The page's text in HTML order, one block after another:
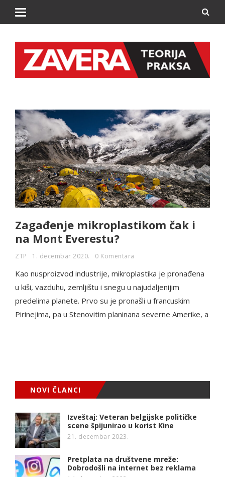
Zagađenje mikroplastikom čak i
na Mont Everestu?
ZTP 1. decembar 2020. 0 Komentara
Kao nusproizvod industrije, mikroplastika je pronađena
u kiši, vazduhu, zemljištu i snegu u najudaljenijim
predelima planete. Prvo su je pronašli u francuskim
Pirinejima, pa u Stenovitim planinana severne Amerike, a
NOVI ČLANCI
Izveštaj: Veteran belgijske političke
scene špijunirao u korist Kine
21. decembar 2023.
Pretplata na društvene mreže:
Dobrodošli na internet bez reklama